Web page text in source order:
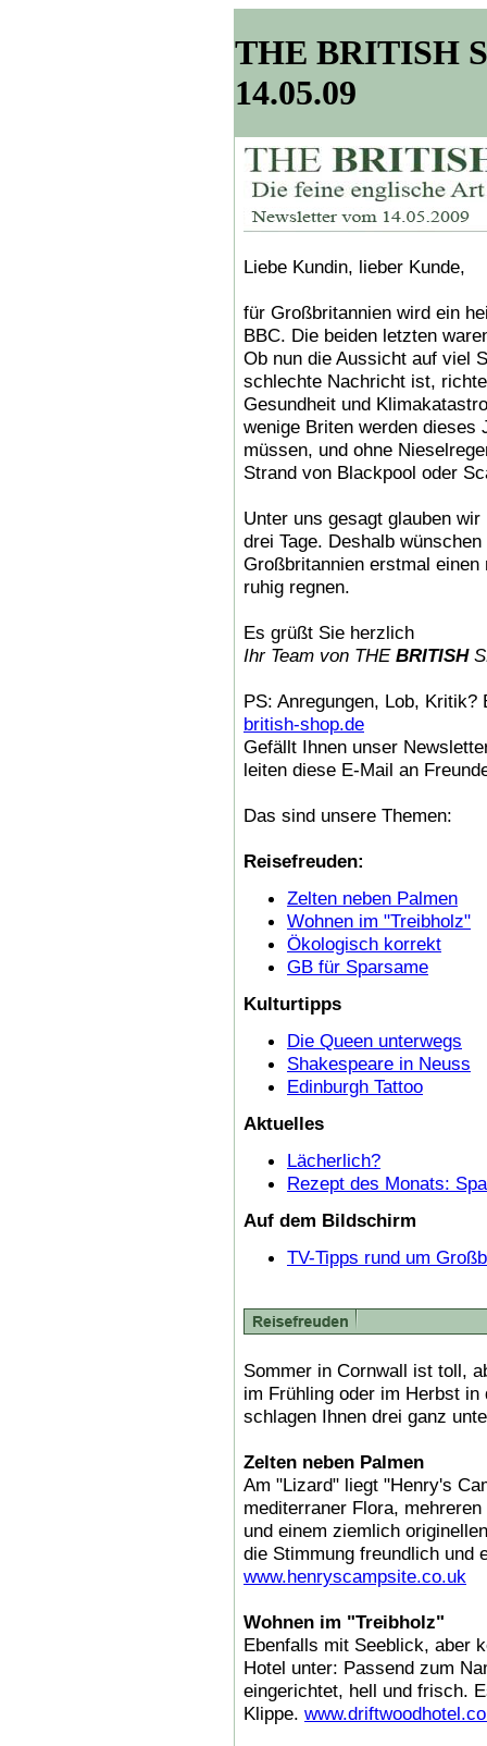
THE BRITISH
14.05.09
Liebe Kundin, lieber Kunde,
für Großbritannien wird ein
BBC. Die beiden letzten
Ob nun die Aussicht auf viel
schlechte Nachricht ist,
Gesundheit und
wenige Briten werden dieses
müssen, und ohne
Strand von Blackpool oder
Unter uns gesagt glauben
drei Tage. Deshalb
Großbritannien erstmal
ruhig regnen.
Es grüßt Sie herzlich
Ihr Team von THE BRITISH
PS: Anregungen, Lob,
british-shop.de
Gefällt Ihnen unser
leiten diese E-Mail an
Das sind unsere Themen:
Reisefreuden:
Zelten neben Palmen
Wohnen im "Treibholz"
Ökologisch korrekt
GB für Sparsame
Kulturtipps
Die Queen unterwegs
Shakespeare in Neuss
Edinburgh Tattoo
Aktuelles
Lächerlich?
Rezept des Monats:
Auf dem Bildschirm
TV-Tipps rund um
Sommer in Cornwall ist toll,
im Frühling oder im Herbst
schlagen Ihnen drei ganz
Zelten neben Palmen
Am "Lizard" liegt "Henry's
mediterraner Flora,
und einem ziemlich
die Stimmung freundlich und
www.henryscampsite.co.uk
Wohnen im "Treibholz"
Ebenfalls mit Seeblick, aber
Hotel unter: Passend zum
eingerichtet, hell und frisch.
Klippe.